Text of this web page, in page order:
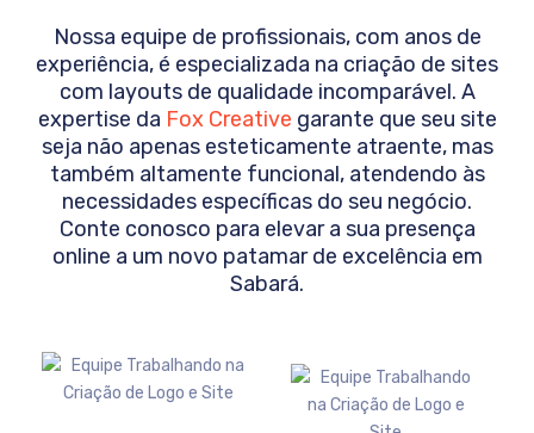
Nossa equipe de profissionais, com anos de
experiência, é especializada na criação de sites
com layouts de qualidade incomparável. A
expertise da Fox Creative garante que seu site
seja não apenas esteticamente atraente, mas
também altamente funcional, atendendo às
necessidades específicas do seu negócio.
Conte conosco para elevar a sua presença
online a um novo patamar de excelência em
Sabará.